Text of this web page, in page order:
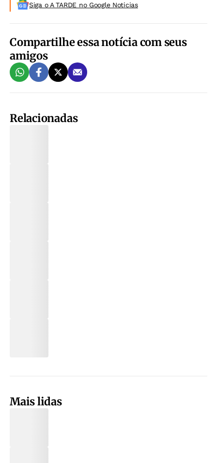
Siga o A TARDE no Google Noticias
Compartilhe essa notícia com seus
amigos
Relacionadas
Mais lidas